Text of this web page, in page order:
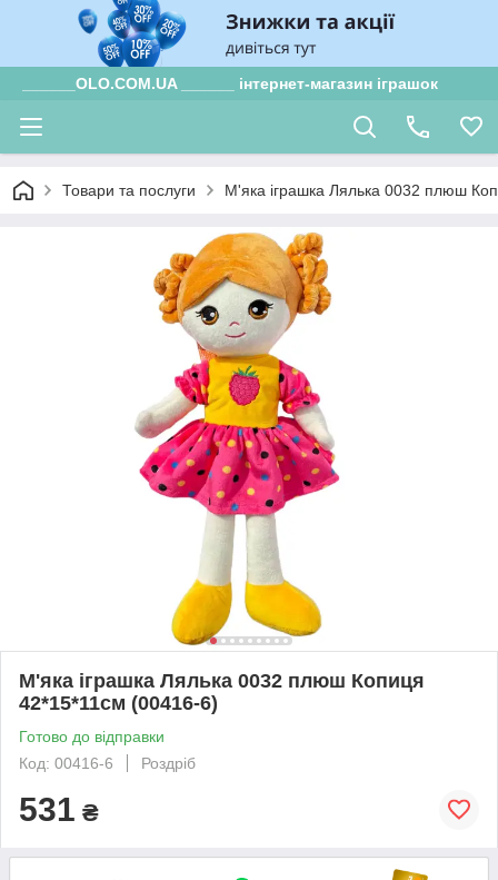
______OLO.COM.UA ______ інтернет-магазин іграшок
Товари та послуги М'яка іграшка Лялька 0032 плюш
М'яка іграшка Лялька 0032 плюш Копиця
42*15*11см (00416-6)
Готово до відправки
Код: 00416-6
Роздріб
531 ₴